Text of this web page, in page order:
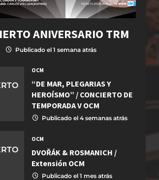
ANIVERSARIO TRM
Publicado el 1 semana atrás
OCM
“DE MAR, PLEGARIAS Y
HEROÍSMO” / CONCIERTO DE
TEMPORADA V OCM
Publicado el 4 semanas atrás
OCM
DVOŘÁK & ROSMANICH /
Extensión OCM
Publicado el 1 mes atrás